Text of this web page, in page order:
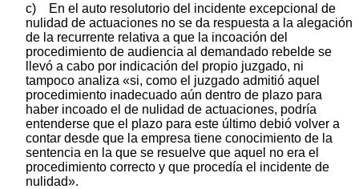
c) En el auto resolutorio del incidente excepcional de
nulidad de actuaciones no se da respuesta a la alegación
de la recurrente relativa a que la incoación del
procedimiento de audiencia al demandado rebelde se
llevó a cabo por indicación del propio juzgado, ni
tampoco analiza «si, como el juzgado admitió aquel
procedimiento inadecuado aún dentro de plazo para
haber incoado el de nulidad de actuaciones, podría
entenderse que el plazo para este último debió volver a
contar desde que la empresa tiene conocimiento de la
sentencia en la que se resuelve que aquel no era el
procedimiento correcto y que procedía el incidente de
nulidad».